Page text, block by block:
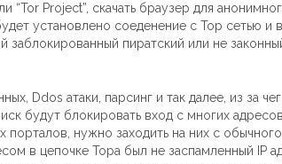
“Tor Project”, скачать браузер для
установлено соеденение с Тор сетью и
пиратский или не
Ddos атаки, парсинг и так далее, из за
будут блокировать вход с многих
порталов, нужно заходить на них с обычного
в цепочке Тора был не заспамленный IP